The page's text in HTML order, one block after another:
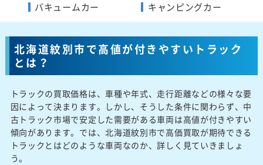
バキュームカー
キャンピングカー
北海道紋別市で高値が付きやすいトラック
とは？
トラックの買取価格は、車種や年式、走行距離などの様々な要
因によって決まります。しかし、そうした条件に関わらず、中
古トラック市場で安定した需要がある車両は高値が付きやすい
傾向があります。では、北海道紋別市で高価買取が期待できる
トラックとはどのような車両なのか、詳しく見ていきましょ
う。